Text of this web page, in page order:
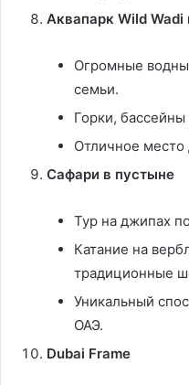
Аквапарк Wild
Огромные
семьи.
Горки,
Отличное место
Сафари в пустыне
Тур на джипах
Катание на
традиционные
Уникальный
ОАЭ.
Dubai Frame